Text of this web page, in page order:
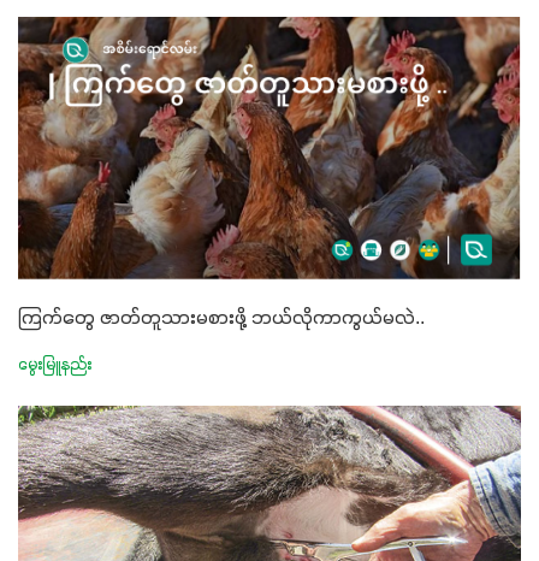
ကြက်တွေ ဇာတ်တူသားမစားဖို့ ဘယ်လိုကာကွယ်မလဲ..
မွေးမြူနည်း